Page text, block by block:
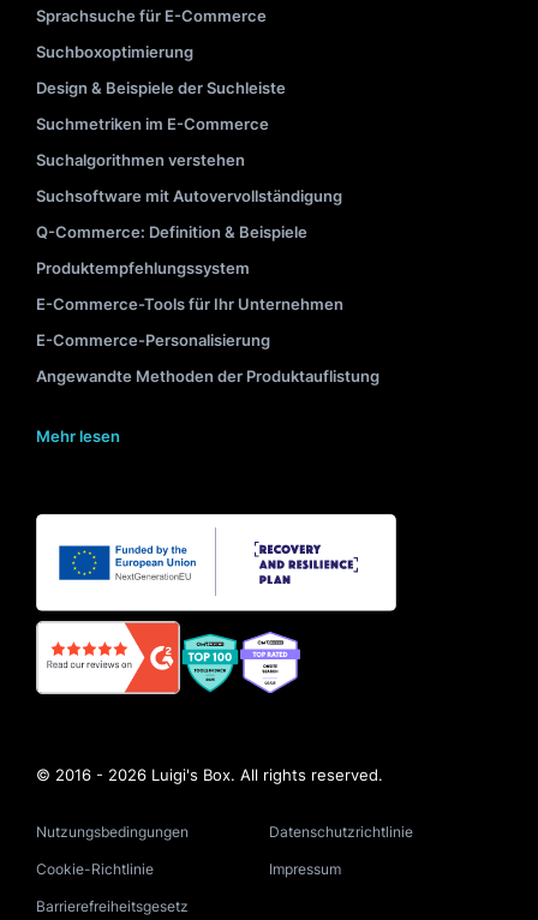
Sprachsuche für E-Commerce
Suchboxoptimierung
Design & Beispiele der Suchleiste
Suchmetriken im E-Commerce
Suchalgorithmen verstehen
Suchsoftware mit Autovervollständigung
Q-Commerce: Definition & Beispiele
Produktempfehlungssystem
E-Commerce-Tools für Ihr Unternehmen
E-Commerce-Personalisierung
Angewandte Methoden der Produktauflistung
Mehr lesen
© 2016 - 2026 Luigi's Box. All rights reserved.
Nutzungsbedingungen Datenschutzrichtlinie
Cookie-Richtlinie Impressum
Barrierefreiheitsgesetz